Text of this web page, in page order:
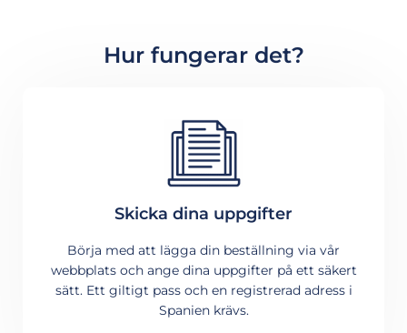
Hur fungerar det?
Skicka dina uppgifter
Börja med att lägga din beställning via vår
webbplats och ange dina uppgifter på ett säkert
sätt. Ett giltigt pass och en registrerad adress i
Spanien krävs.